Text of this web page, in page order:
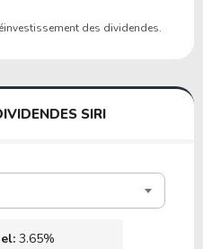
des dividendes.
SIRI
3.65%